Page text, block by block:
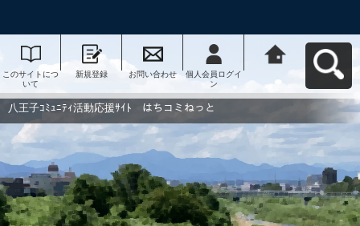
このサイトにつ
いて
新規登録 お問い合わせ
個人会員ログイ
ン
動応援ｻｲﾄ はち
コミねっとへ戻
八王子ｺﾐｭﾆﾃｨ活動応援ｻｲﾄ はちコミねっと